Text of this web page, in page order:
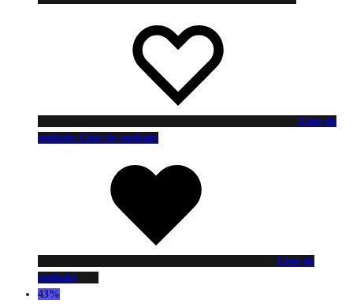
Liste de
souhaits Liste de souhaits
Liste de
souhaits
43%